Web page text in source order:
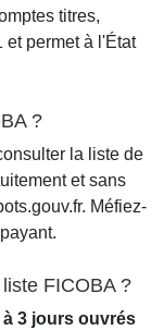
titres,
et permet à l'État
?
la liste de
et sans
Méfiez-
FICOBA ?
3 jours ouvrés